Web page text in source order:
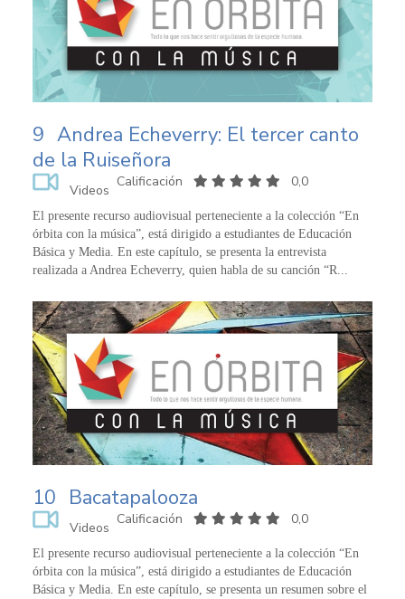
9 Andrea Echeverry: El tercer canto
de la Ruiseñora
Videos
Calificación 0,0
El presente recurso audiovisual perteneciente a la colección “En
órbita con la música”, está dirigido a estudiantes de Educación
Básica y Media. En este capítulo, se presenta la entrevista
realizada a Andrea Echeverry, quien habla de su canción “R...
10 Bacatapalooza
Videos
Calificación 0,0
El presente recurso audiovisual perteneciente a la colección “En
órbita con la música”, está dirigido a estudiantes de Educación
Básica y Media. En este capítulo, se presenta un resumen sobre el